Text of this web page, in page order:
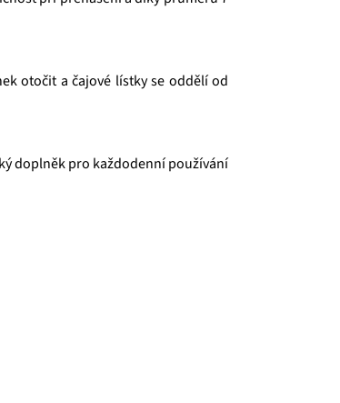
otočit a čajové lístky se oddělí od
doplněk pro každodenní používání